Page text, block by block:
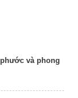
và phong